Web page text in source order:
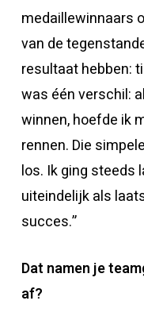
medaillewinnaars
van de
resultaat hebben:
was één verschil:
winnen, hoefde ik
rennen. Die
los. Ik ging steeds
uiteindelijk als
succes.”
Dat namen je
af?